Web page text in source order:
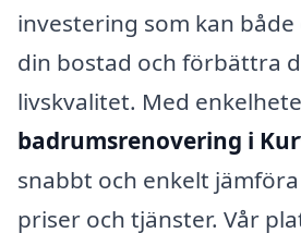
investering som kan
din bostad och förbättra
livskvalitet. Med
badrumsrenovering i
snabbt och enkelt
priser och tjänster. Vår